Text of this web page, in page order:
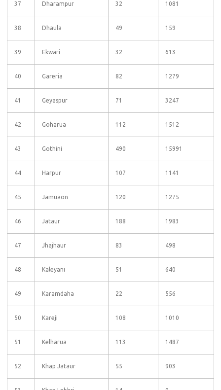
37 Dharampur 32 1081
38 Dhaula 49 159
39 Ekwari 32 613
40 Gareria 82 1279
41 Geyaspur 71 3247
42 Goharua 112 1512
43 Gothini 490 15991
44 Harpur 107 1141
45 Jamuaon 120 1275
46 Jataur 188 1983
47 Jhajhaur 83 498
48 Kaleyani 51 640
49 Karamdaha 22 556
50 Kareji 108 1010
51 Kelharua 113 1487
52 Khap Jataur 55 903